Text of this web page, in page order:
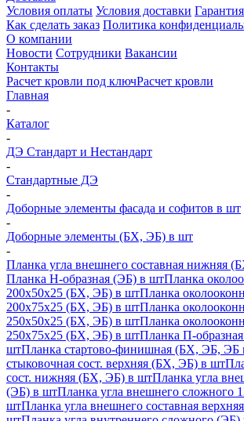
Условия оплаты Условия доставки
Как сделать заказ Политика
О компании
Новости Сотрудники Вакансии
Контакты
Расчет кровли под ключРасчет кровли
Главная
-
Каталог
-
ДЭ Стандарт и Нестандарт
-
Стандартные ДЭ
-
Доборные элементы фасада и софитов в шт
-
Доборные элементы (БХ, ЭБ) в шт
-
Планка угла внешнего составная нижняя
Планка H-образная (ЭБ) в штПланка
200х50х25 (БХ, ЭБ) в штПланка
200х75х25 (БХ, ЭБ) в штПланка
250х50х25 (БХ, ЭБ) в штПланка
250х75х25 (БХ, ЭБ) в штПланка П-
штПланка стартово-финишная (БХ, ЭБ, ЭБ
стыковочная сост. верхняя (БХ, ЭБ) в шт
сост. нижняя (БХ, ЭБ) в штПланка угла
(ЭБ) в штПланка угла внешнего сложного
штПланка угла внешнего составная